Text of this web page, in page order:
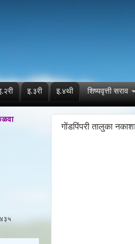
इ.३री इ.४थी शिष्यवृत्ती सराव
गोंडपिंपरी तालुका